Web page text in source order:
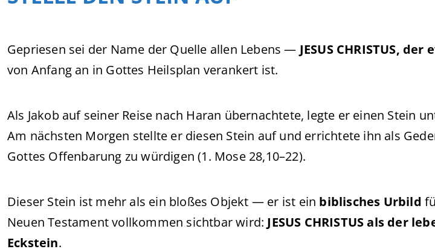
Gepriesen sei der Name der Quelle allen Lebens — JESUS CHRISTUS, der
von Anfang an in Gottes Heilsplan verankert ist.
Als Jakob auf seiner Reise nach Haran übernachtete, legte er einen Stein
Am nächsten Morgen stellte er diesen Stein auf und errichtete ihn als
Gottes Offenbarung zu würdigen (1. Mose 28,10–22).
Dieser Stein ist mehr als ein bloßes Objekt — er ist ein biblisches Urbild
Neuen Testament vollkommen sichtbar wird: JESUS CHRISTUS als der
Eckstein.